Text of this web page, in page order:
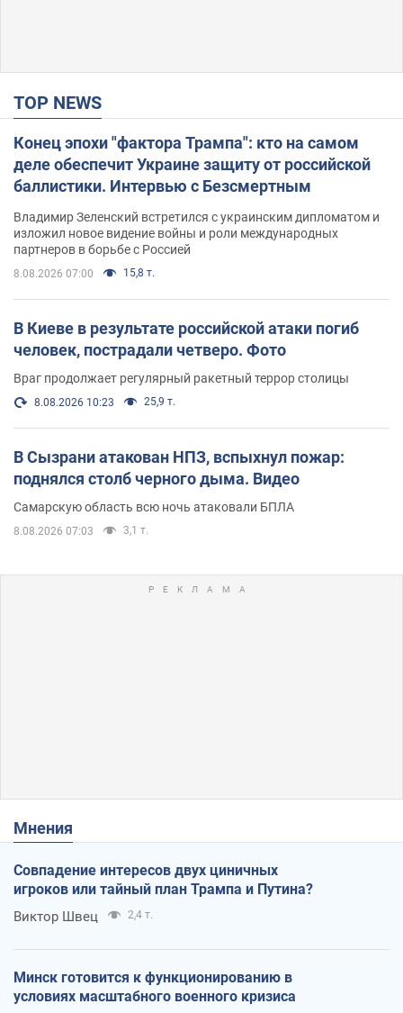
TOP NEWS
Конец эпохи "фактора Трампа": кто на самом
деле обеспечит Украине защиту от российской
баллистики. Интервью с Безсмертным
Владимир Зеленский встретился с украинским дипломатом и
изложил новое видение войны и роли международных
партнеров в борьбе с Россией
8.08.2026 07:00 15,8 т.
В Киеве в результате российской атаки погиб
человек, пострадали четверо. Фото
Враг продолжает регулярный ракетный террор столицы
8.08.2026 10:23 25,9 т.
В Сызрани атакован НПЗ, вспыхнул пожар:
поднялся столб черного дыма. Видео
Самарскую область всю ночь атаковали БПЛА
8.08.2026 07:03 3,1 т.
Мнения
Совпадение интересов двух циничных
игроков или тайный план Трампа и Путина?
Виктор Швец 2,4 т.
Минск готовится к функционированию в
условиях масштабного военного кризиса